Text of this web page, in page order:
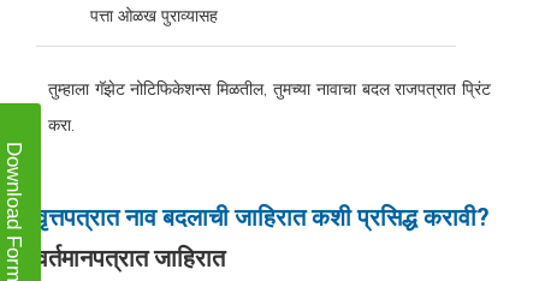
Download Form
पत्ता ओळख पुराव्यासह
तुम्हाला गॅझेट नोटिफिकेशन्स मिळतील, तुमच्या नावाचा बदल राजपत्रात प्रिंट
करा.
वृत्तपत्रात नाव बदलाची जाहिरात कशी प्रसिद्ध करावी?
वर्तमानपत्रात जाहिरात